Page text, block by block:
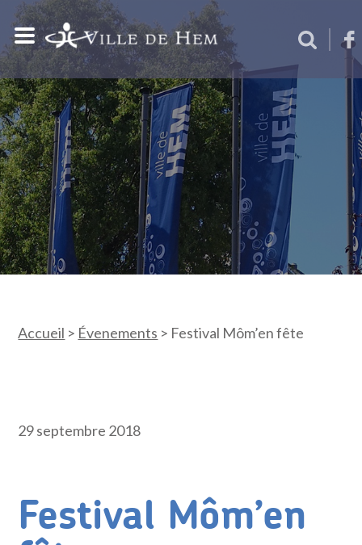
Accueil > Évenements > Festival Môm’en fête
29 septembre 2018
Festival Môm’en